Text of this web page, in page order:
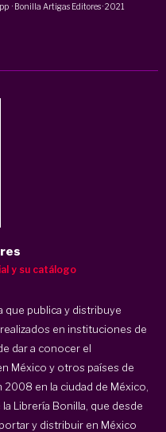
· Bonilla Artigas Editores·2021
y su catálogo
que publica y distribuye
en instituciones de
dar a conocer el
México y otros países de
2008 en la ciudad de México,
Librería Bonilla, que desde
y distribuir en México